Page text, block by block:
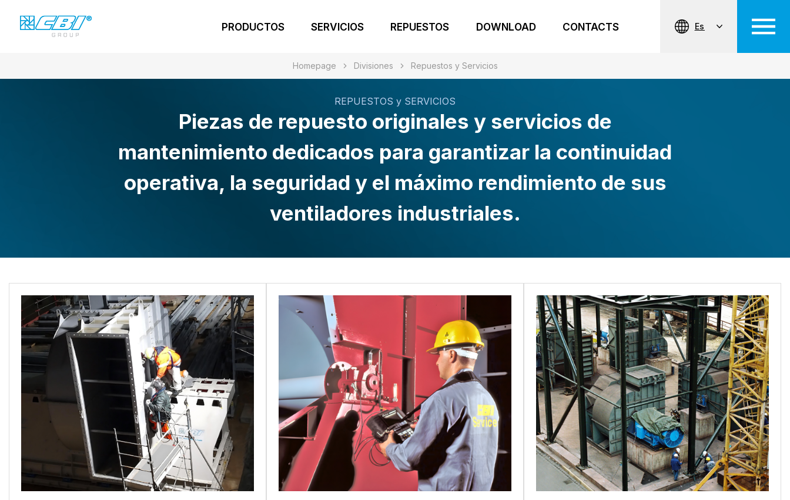
PRODUCTOS SERVICIOS REPUESTOS DOWNLOAD CONTACTS Es
Homepage Divisiones Repuestos y Servicios
REPUESTOS y SERVICIOS
Piezas de repuesto originales y servicios de
mantenimiento dedicados para garantizar la continuidad
operativa, la seguridad y el máximo rendimiento de sus
ventiladores industriales.